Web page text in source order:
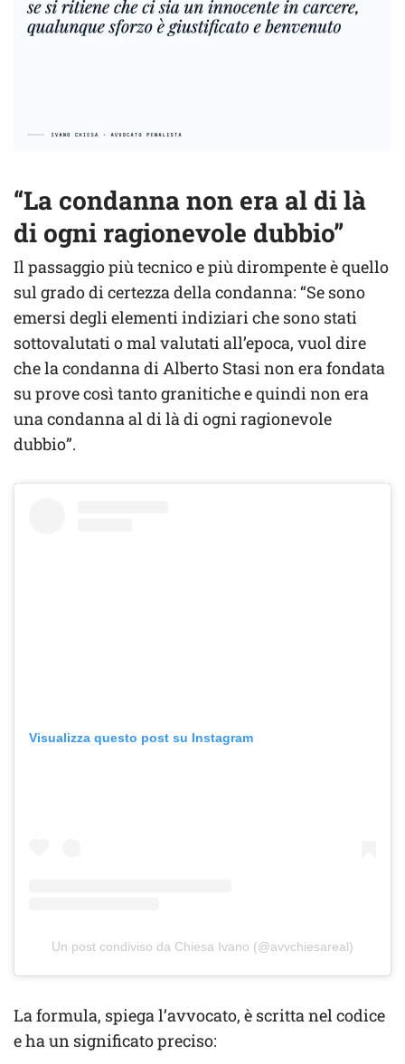
“La condanna non era al di là
di ogni ragionevole dubbio”
Il passaggio più tecnico e più dirompente è quello
sul grado di certezza della condanna: “Se sono
emersi degli elementi indiziari che sono stati
sottovalutati o mal valutati all’epoca, vuol dire
che la condanna di Alberto Stasi non era fondata
su prove così tanto granitiche e quindi non era
una condanna al di là di ogni ragionevole
dubbio”.
Visualizza questo post su Instagram
Un post condiviso da Chiesa Ivano (@avvchiesareal)
La formula, spiega l’avvocato, è scritta nel codice
e ha un significato preciso: